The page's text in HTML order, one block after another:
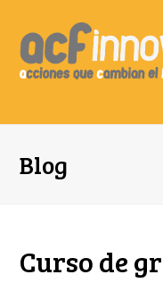
Blog
Curso de